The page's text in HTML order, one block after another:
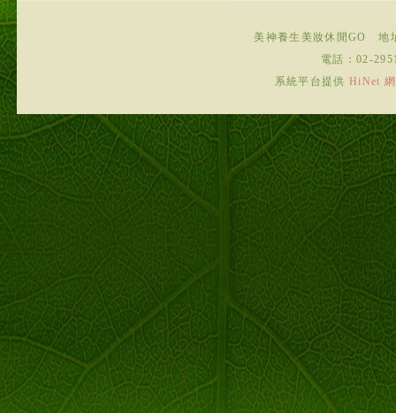
美神養生美妝休閒GO
地
電話： 02-
系統平台提供HiNet